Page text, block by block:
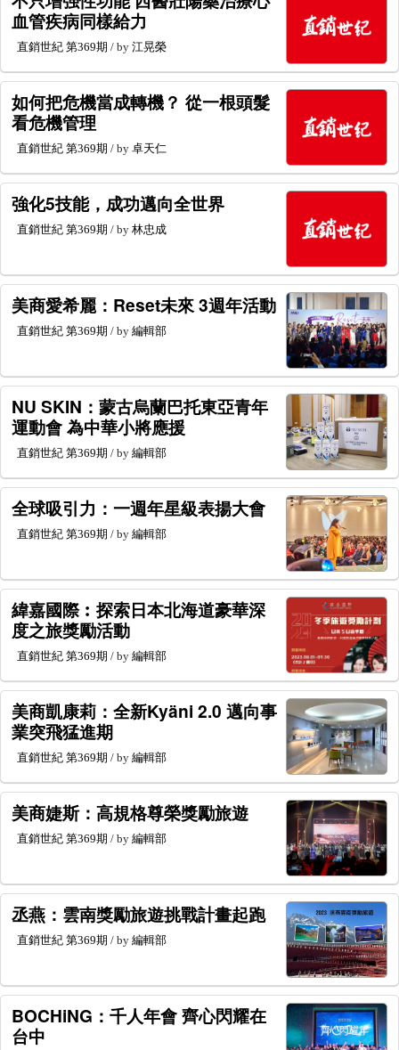
血管疾病同樣給力
直銷世紀 第369期 / by 江晃榮
如何把危機當成轉機？ 從一根頭髮
看危機管理
直銷世紀 第369期 / by 卓天仁
強化5技能，成功邁向全世界
直銷世紀 第369期 / by 林忠成
美商愛希麗：Reset未來 3週年活動
直銷世紀 第369期 / by 編輯部
NU SKIN：蒙古烏蘭巴托東亞青年
運動會 為中華小將應援
直銷世紀 第369期 / by 編輯部
全球吸引力：一週年星級表揚大會
直銷世紀 第369期 / by 編輯部
緯嘉國際︰探索日本北海道豪華深
度之旅獎勵活動
直銷世紀 第369期 / by 編輯部
美商凱康莉：全新Kyäni 2.0 邁向事
業突飛猛進期
直銷世紀 第369期 / by 編輯部
美商婕斯：高規格尊榮獎勵旅遊
直銷世紀 第369期 / by 編輯部
丞燕：雲南獎勵旅遊挑戰計畫起跑
直銷世紀 第369期 / by 編輯部
BOCHiNG：千人年會 齊心閃耀在
台中